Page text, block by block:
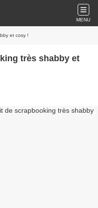
MENU
et cosy !
très shabby et